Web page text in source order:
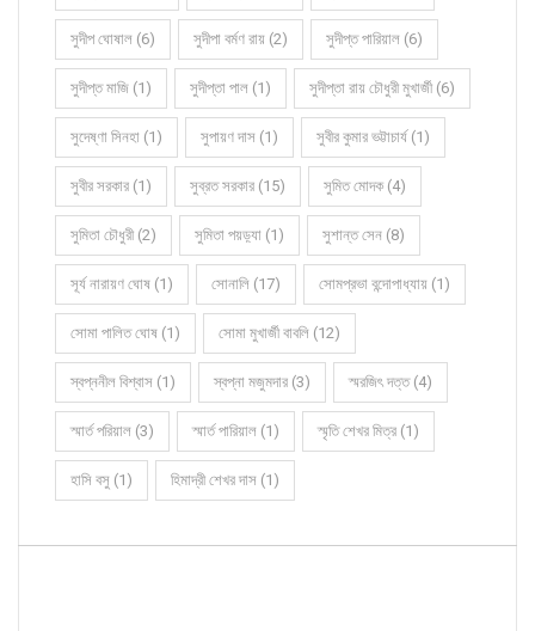
সুদীপ ঘোষাল (6) সুদীপা বর্মণ রায় (2) সুদীপ্ত পারিয়াল (6)
সুদীপ্ত মাজি (1) সুদীপ্তা পাল (1) সুদীপ্তা রায় চৌধুরী মুখার্জী (6)
সুদেষ্ণা সিনহা (1) সুপায়ণ দাস (1) সুবীর কুমার ভট্টাচার্য (1)
সুবীর সরকার (1) সুব্রত সরকার (15) সুমিত মোদক (4)
সুমিতা চৌধুরী (2) সুমিতা পয়ড়্যা (1) সুশান্ত সেন (8)
সূর্য নারায়ণ ঘোষ (1) সোনালি (17) সোমপ্রভা বন্দোপাধ্যায় (1)
সোমা পালিত ঘোষ (1) সোমা মুখার্জী বাবলি (12)
স্বপ্ননীল বিশ্বাস (1) স্বপ্না মজুমদার (3) স্মরজিৎ দত্ত (4)
স্মার্ত পরিয়াল (3) স্মার্ত পারিয়াল (1) স্মৃতি শেখর মিত্র (1)
হাসি বসু (1) হিমাদ্রী শেখর দাস (1)